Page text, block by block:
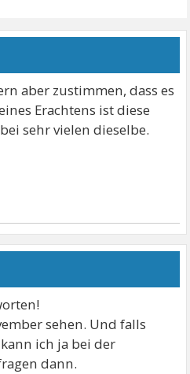
aber zustimmen, dass es
Erachtens ist diese
sehr vielen dieselbe.
sehen. Und falls
ich ja bei der
dann.